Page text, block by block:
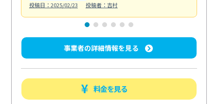
投稿日：2025/02/23
投稿者：吉村
事業者の詳細情報を見る
料金を見る